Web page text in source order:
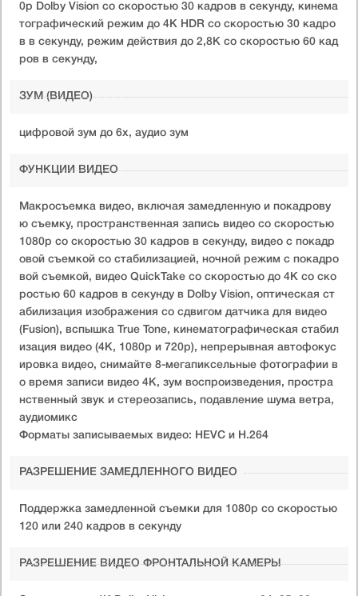
0p Dolby Vision со скоростью 30 кадров в секунду, кинема
тографический режим до 4K HDR со скоростью 30 кадро
в в секунду, режим действия до 2,8K со скоростью 60 кад
ров в секунду,
ЗУМ (ВИДЕО)
цифровой зум до 6x, аудио зум
ФУНКЦИИ ВИДЕО
Макросъемка видео, включая замедленную и покадрову
ю съемку, пространственная запись видео со скоростью
1080p со скоростью 30 кадров в секунду, видео с покадр
овой съемкой со стабилизацией, ночной режим с покадро
вой съемкой, видео QuickTake со скоростью до 4K со ско
ростью 60 кадров в секунду в Dolby Vision, оптическая ст
абилизация изображения со сдвигом датчика для видео
(Fusion), вспышка True Tone, кинематографическая стабил
изация видео (4K, 1080p и 720p), непрерывная автофокус
ировка видео, снимайте 8-мегапиксельные фотографии в
о время записи видео 4K, зум воспроизведения, простра
нственный звук и стереозапись, подавление шума ветра,
аудиомикс
Форматы записываемых видео: HEVC и H.264
РАЗРЕШЕНИЕ ЗАМЕДЛЕННОГО ВИДЕО
Поддержка замедленной съемки для 1080p со скоростью
120 или 240 кадров в секунду
РАЗРЕШЕНИЕ ВИДЕО ФРОНТАЛЬНОЙ КАМЕРЫ